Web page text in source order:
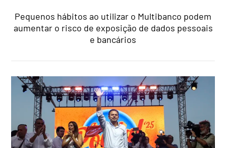
Pequenos hábitos ao utilizar o Multibanco podem
aumentar o risco de exposição de dados pessoais
e bancários